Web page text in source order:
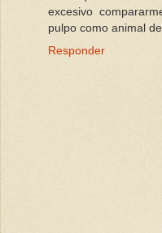
excesivo
pulpo como animal
Responder